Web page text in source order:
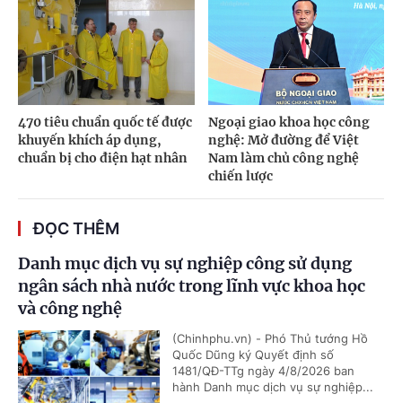
470 tiêu chuẩn quốc tế được
khuyến khích áp dụng,
chuẩn bị cho điện hạt nhân
Ngoại giao khoa học công
nghệ: Mở đường để Việt
Nam làm chủ công nghệ
chiến lược
ĐỌC THÊM
Danh mục dịch vụ sự nghiệp công sử dụng
ngân sách nhà nước trong lĩnh vực khoa học
và công nghệ
(Chinhphu.vn) - Phó Thủ tướng Hồ
Quốc Dũng ký Quyết định số
1481/QĐ-TTg ngày 4/8/2026 ban
hành Danh mục dịch vụ sự nghiệp...